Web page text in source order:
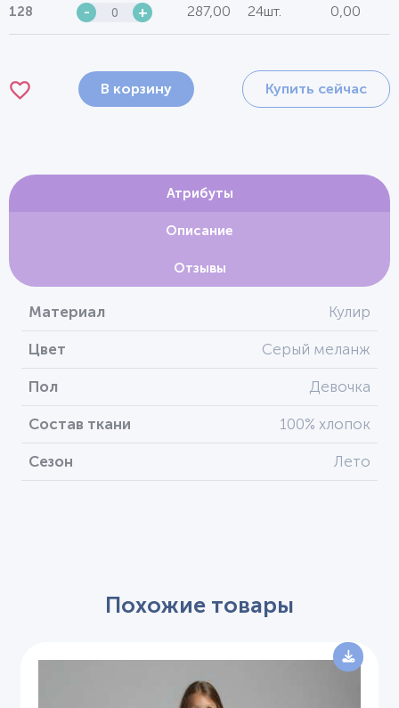
128 - + 287,00 24шт. 0,00
В корзину Купить сейчас
Атрибуты
Описание
Отзывы
Материал Кулир
Цвет Серый меланж
Пол Девочка
Состав ткани 100% хлопок
Сезон Лето
Похожие товары